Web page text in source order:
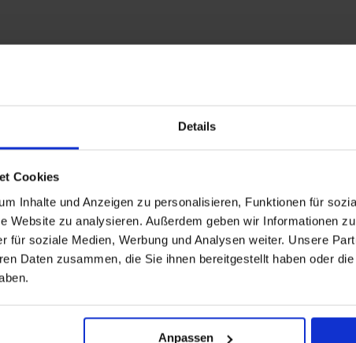
Details
Cookies
Inhalte und Anzeigen zu personalisieren, Funktionen für
Website zu analysieren. Außerdem geben wir Informationen
für soziale Medien, Werbung und Analysen weiter. Unsere
Daten zusammen, die Sie ihnen bereitgestellt haben oder
Anpassen
Whirlpool, Sauna und Dampfbad
Mindestalter von 18 Jahren buchbar